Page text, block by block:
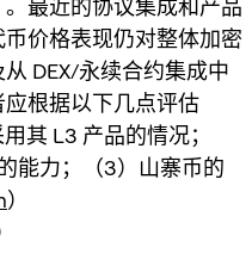
最近的协议集成和产品
价格表现仍对整体加密
DEX/永续合约集成中
根据以下几点评估
其 L3 产品的情况；
能力；（3）山寨币的
）